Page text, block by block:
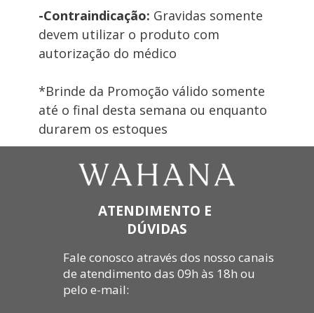
-Contraindicação: Gravidas somente
devem utilizar o produto com
autorização do médico
*Brinde da Promoção válido somente
até o final desta semana ou enquanto
durarem os estoques
ATENDIMENTO E
DÚVIDAS
Fale conosco através dos nosso canais
de atendimento das 09h às 18h ou
pelo e-mail: